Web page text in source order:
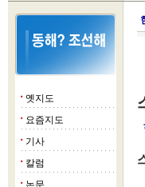
■ 옛지도
■ 요즘지도
■ 기사
■ 칼럼
■ 논문